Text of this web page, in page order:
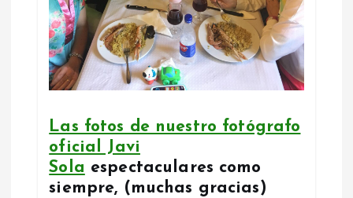
Las fotos de nuestro fotógrafo
oficial Javi
Sola espectaculares como
siempre, (muchas gracias)